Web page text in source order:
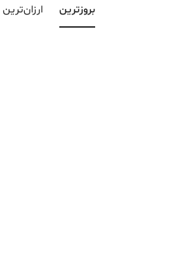
بروزترین‌ ارزان‌ترین